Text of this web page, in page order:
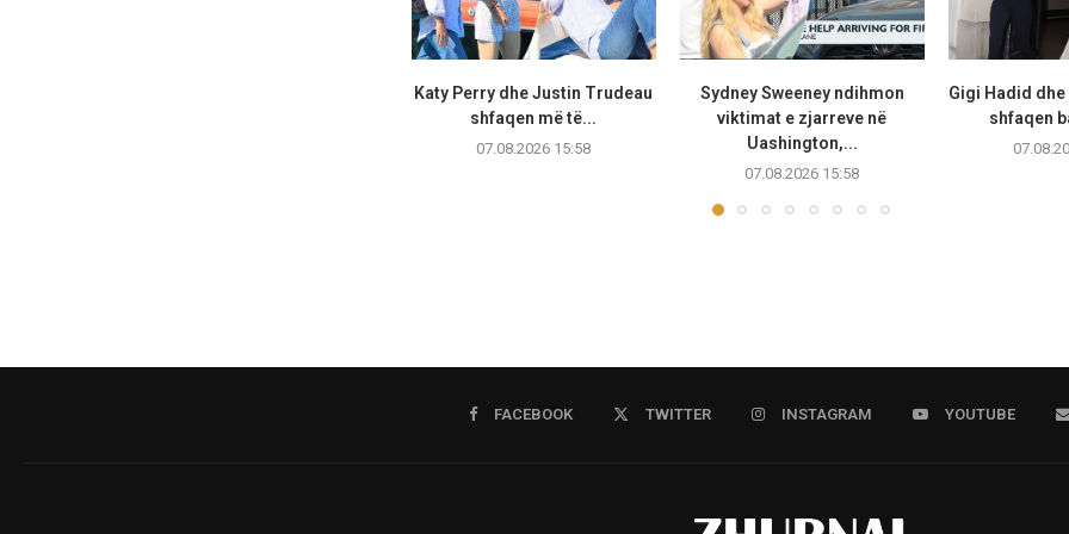
Katy Perry dhe Justin Trudeau
shfaqen më të...
07.08.2026 15:58
Sydney Sweeney ndihmon
viktimat e zjarreve në
Uashington,...
07.08.2026 15:58
Gigi Hadid
shfaqen
FACEBOOK TWITTER INSTAGRAM YOUTUBE